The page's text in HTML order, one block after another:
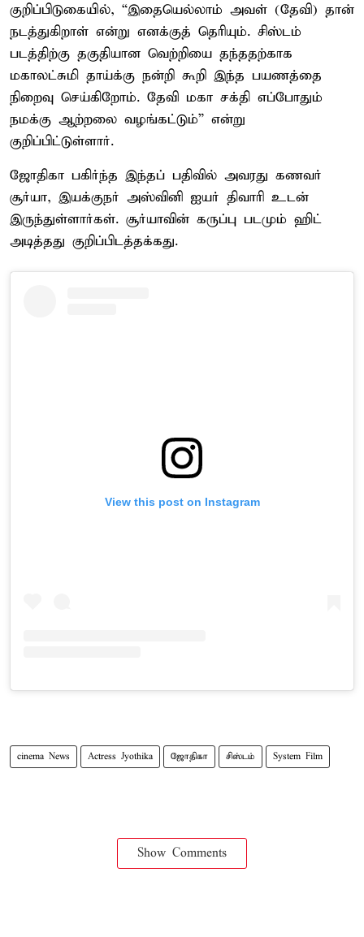
குறிப்பிடுகையில், “இதையெல்லாம் அவள் (தேவி) தான்
நடத்துகிறாள் என்று எனக்குத் தெரியும். சிஸ்டம்
படத்திற்கு தகுதியான வெற்றியை தந்ததற்காக
மகாலட்சுமி தாய்க்கு நன்றி கூறி இந்த பயணத்தை
நிறைவு செய்கிறோம். தேவி மகா சக்தி எப்போதும்
நமக்கு ஆற்றலை வழங்கட்டும்” என்று
குறிப்பிட்டுள்ளார்.
ஜோதிகா பகிர்ந்த இந்தப் பதிவில் அவரது கணவர்
சூர்யா, இயக்குநர் அஸ்வினி ஐயர் திவாரி உடன்
இருந்துள்ளார்கள். சூர்யாவின் கருப்பு படமும் ஹிட்
அடித்தது குறிப்பிடத்தக்கது.
View this post on Instagram
cinema News Actress Jyothika ஜோதிகா சிஸ்டம் System Film
Show Comments